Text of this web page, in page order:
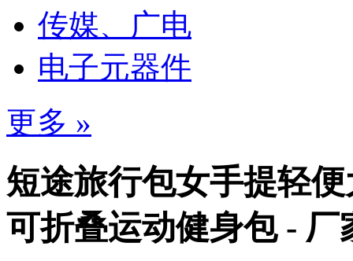
传媒、广电
电子元器件
更多 »
短途旅行包女手提轻
可折叠运动健身包 - 厂